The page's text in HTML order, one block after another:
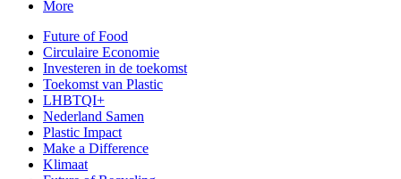
More
Future of Food
Circulaire Economie
Investeren in de toekomst
Toekomst van Plastic
LHBTQI+
Nederland Samen
Plastic Impact
Make a Difference
Klimaat